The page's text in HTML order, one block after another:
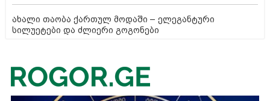
ახალი თაობა ქართულ მოდაში – ელეგანტური
სილუეტები და ძლიერი გოგონები